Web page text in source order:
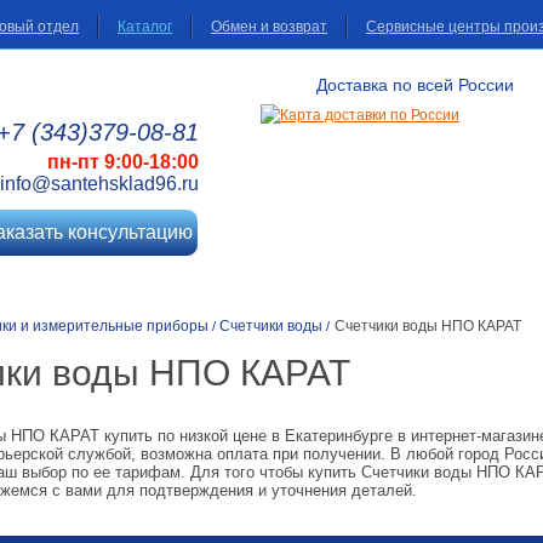
отдел Каталог Обмен и возврат Сервисные центры
(343)379-08-81
пн-пт 9:00-18:00
info@santehsklad96.ru
консультацию
Доставка по всей России
и измерительные приборы / Счетчики воды / Счетчики воды НПО КАРАТ
воды НПО КАРАТ
НПО КАРАТ купить по низкой цене в Екатеринбурге в интернет-
службой, возможна оплата при получении. В любой город
выбор по ее тарифам. Для того чтобы купить Счетчики воды НПО
с вами для подтверждения и уточнения деталей.